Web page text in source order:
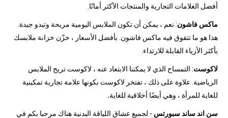
أفضل العلامات التجارية والمنتجات الأكثر أمانًا.
ماكس فاشون: نعم ، يمكن أن تكون الملابس اليومية مريحة وتبدو جيدة.
هذا هو ما تتفوق فيه ماكس فاشون. بأفضل الأسعار ، خزّن خزانة ملابسك
بأكثر الأزياء القابلة للارتداء.
لاكوست: التمساح الذي لا يمكننا الابتعاد عنه ، لاكوست تريح الملابس
الرياضية. علاوة على ذلك ، تفتخر لاكوست بكونها علامة تجارية تمكينية
للغاية للمرأة ، وهي أيضًا أخلاقية للغاية.
سن اند ساند سبورتس - لجميع عشاق اللياقة البدنية هناك مرحبا بكم في